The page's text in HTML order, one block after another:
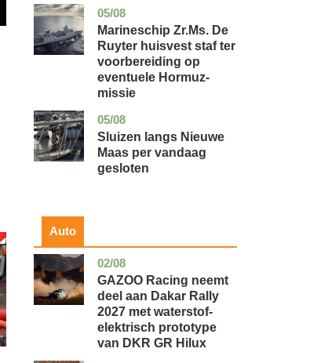
05/08
zuid-
holland
nieuws
Marineschip Zr.Ms. De
Ruyter huisvest staf ter
voorbereiding op
eventuele Hormuz-
missie
05/08
zuid-
holland
nieuws
Sluizen langs Nieuwe
Maas per vandaag
gesloten
Auto
02/08
auto
GAZOO Racing neemt
deel aan Dakar Rally
2027 met waterstof-
elektrisch prototype
van DKR GR Hilux